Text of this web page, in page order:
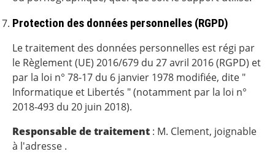
Protection des données personnelles (RGPD)
Le traitement des données personnelles est régi par
le Règlement (UE) 2016/679 du 27 avril 2016 (RGPD) et
par la loi n° 78-17 du 6 janvier 1978 modifiée, dite "
Informatique et Libertés " (notamment par la loi n°
2018-493 du 20 juin 2018).
Responsable de traitement : M. Clement, joignable
à l'adresse .